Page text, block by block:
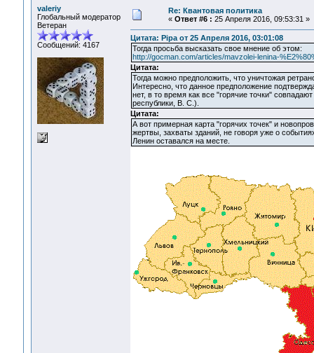
valeriy
Глобальный модератор
Ветеран
Сообщений: 4167
Re: Квантовая политика
« Ответ #6 : 25 Апреля 2016, 09:53:31 »
Цитата: Pipa от 25 Апреля 2016, 03:01:08
Тогда просьба высказать свое мнение об этом:
http://gocman.com/articles/mavzolei-lenina-
Цитата:
Тогда можно предположить, что уничтожая
Интересно, что данное предположение
нет, в то время как все "горячие точки"
республики, В. С.).
Цитата:
А вот примерная карта "горячих точек" и
жертвы, захваты зданий, не говоря уже о
Ленин оставался на месте.